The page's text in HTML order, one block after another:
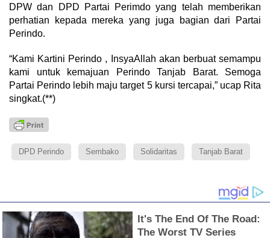
DPW dan DPD Partai Perimdo yang telah memberikan
perhatian kepada mereka yang juga bagian dari Partai
Perindo.
“Kami Kartini Perindo , InsyaAllah akan berbuat semampu
kami untuk kemajuan Perindo Tanjab Barat. Semoga
Partai Perindo lebih maju target 5 kursi tercapai,” ucap Rita
singkat.(**)
DPD Perindo Sembako Solidaritas Tanjab Barat